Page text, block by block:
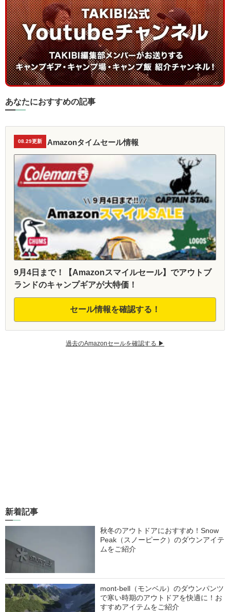
あなたにおすすめの記事
08.29更新 Amazonタイムセール情報
9月4日まで！【Amazonスマイルセール】でアウトブ
ランドのキャンプギアが大特価！
セール情報を確認する！
過去のAmazonセールを確認する ▶︎
新着記事
秋冬のアウトドアにおすすめ！Snow
Peak（スノーピーク）のダウンアイテ
ムをご紹介
mont-bell（モンベル）のダウンパンツ
で寒い時期のアウトドアを快適に！お
すすめアイテムをご紹介